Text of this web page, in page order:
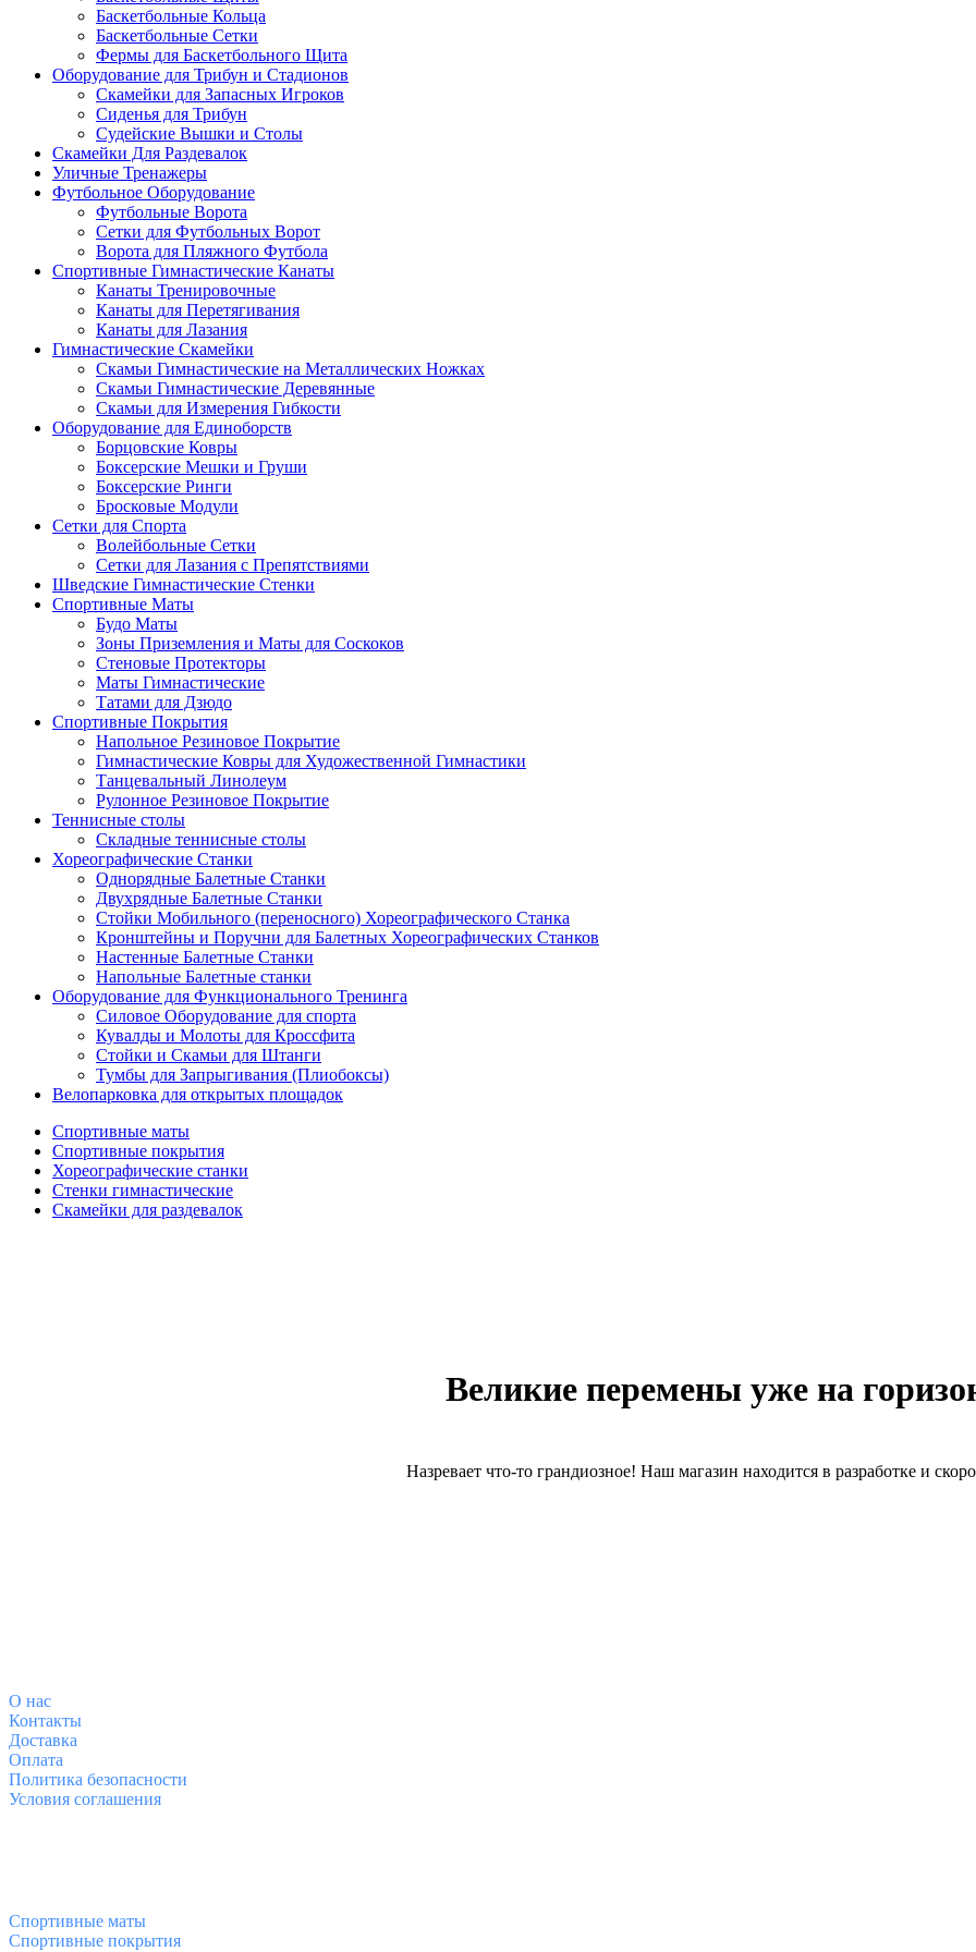
Баскетбольные Кольца
Баскетбольные Сетки
Фермы для Баскетбольного Щита
Оборудование для Трибун и Стадионов
Скамейки для Запасных Игроков
Сиденья для Трибун
Судейские Вышки и Столы
Скамейки Для Раздевалок
Уличные Тренажеры
Футбольное Оборудование
Футбольные Ворота
Сетки для Футбольных Ворот
Ворота для Пляжного Футбола
Спортивные Гимнастические Канаты
Канаты Тренировочные
Канаты для Перетягивания
Канаты для Лазания
Гимнастические Скамейки
Скамьи Гимнастические на Металлических Ножках
Скамьи Гимнастические Деревянные
Скамьи для Измерения Гибкости
Оборудование для Единоборств
Борцовские Ковры
Боксерские Мешки и Груши
Боксерские Ринги
Бросковые Модули
Сетки для Спорта
Волейбольные Сетки
Сетки для Лазания с Препятствиями
Шведские Гимнастические Стенки
Спортивные Маты
Будо Маты
Зоны Приземления и Маты для Соскоков
Стеновые Протекторы
Маты Гимнастические
Татами для Дзюдо
Спортивные Покрытия
Напольное Резиновое Покрытие
Гимнастические Ковры для Художественной Гимнастики
Танцевальный Линолеум
Рулонное Резиновое Покрытие
Теннисные столы
Складные теннисные столы
Хореографические Станки
Однорядные Балетные Станки
Двухрядные Балетные Станки
Стойки Мобильного (переносного) Хореографического Станка
Кронштейны и Поручни для Балетных Хореографических Станков
Настенные Балетные Станки
Напольные Балетные станки
Оборудование для Функционального Тренинга
Силовое Оборудование для спорта
Кувалды и Молоты для Кроссфита
Стойки и Скамьи для Штанги
Тумбы для Запрыгивания (Плиобоксы)
Велопарковка для открытых площадок
Спортивные маты
Спортивные покрытия
Хореографические станки
Стенки гимнастические
Скамейки для раздевалок
Великие перемены уже на
Назревает что-то грандиозное! Наш магазин находится в разработке и
О нас
Контакты
Доставка
Оплата
Политика безопасности
Условия соглашения
Спортивные маты
Спортивные покрытия